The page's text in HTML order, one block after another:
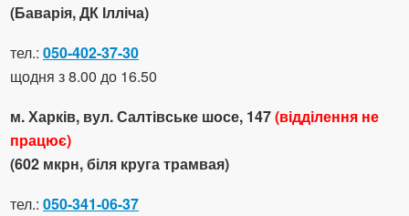
(Баварія, ДК Ілліча)
тел.: 050-402-37-30
щодня з 8.00 до 16.50
м. Харків, вул. Салтівське шосе, 147(відділення не
працює)
(602 мкрн, біля круга трамвая)
тел.: 050-341-06-37